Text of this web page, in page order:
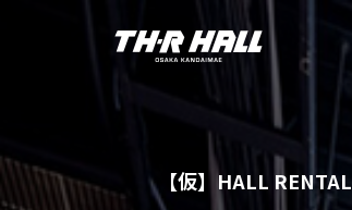
【仮】HALL RENTAL